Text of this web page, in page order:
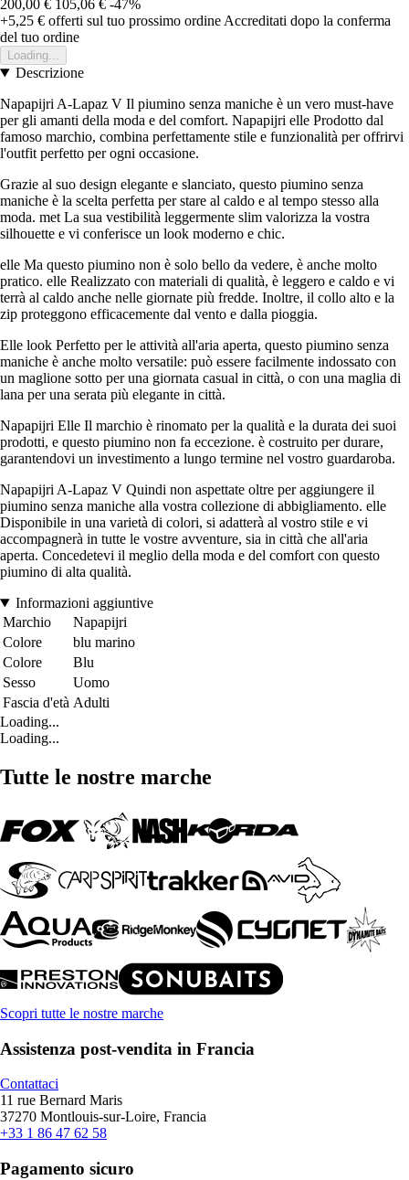
200,00 € 105,06 € -47%
+5,25 € offerti sul tuo prossimo ordine Accreditati dopo la conferma
del tuo ordine
Loading...
Descrizione
Napapijri A-Lapaz V Il piumino senza maniche è un vero must-have
per gli amanti della moda e del comfort. Napapijri elle Prodotto dal
famoso marchio, combina perfettamente stile e funzionalità per offrirvi
l'outfit perfetto per ogni occasione.
Grazie al suo design elegante e slanciato, questo piumino senza
maniche è la scelta perfetta per stare al caldo e al tempo stesso alla
moda. met La sua vestibilità leggermente slim valorizza la vostra
silhouette e vi conferisce un look moderno e chic.
elle Ma questo piumino non è solo bello da vedere, è anche molto
pratico. elle Realizzato con materiali di qualità, è leggero e caldo e vi
terrà al caldo anche nelle giornate più fredde. Inoltre, il collo alto e la
zip proteggono efficacemente dal vento e dalla pioggia.
Elle look Perfetto per le attività all'aria aperta, questo piumino senza
maniche è anche molto versatile: può essere facilmente indossato con
un maglione sotto per una giornata casual in città, o con una maglia di
lana per una serata più elegante in città.
Napapijri Elle Il marchio è rinomato per la qualità e la durata dei suoi
prodotti, e questo piumino non fa eccezione. è costruito per durare,
garantendovi un investimento a lungo termine nel vostro guardaroba.
Napapijri A-Lapaz V Quindi non aspettate oltre per aggiungere il
piumino senza maniche alla vostra collezione di abbigliamento. elle
Disponibile in una varietà di colori, si adatterà al vostro stile e vi
accompagnerà in tutte le vostre avventure, sia in città che all'aria
aperta. Concedetevi il meglio della moda e del comfort con questo
piumino di alta qualità.
Informazioni aggiuntive
Marchio
Napapijri
Colore
blu marino
Colore
Blu
Sesso
Uomo
Fascia d'età Adulti
Loading...
Loading...
Tutte le nostre marche
Scopri tutte le nostre marche
Assistenza post-vendita in Francia
Contattaci
11 rue Bernard Maris
37270 Montlouis-sur-Loire, Francia
+33 1 86 47 62 58
Pagamento sicuro